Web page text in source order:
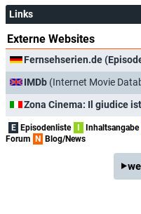
Links
Externe Websites
Fernsehserien.de
IMDb (Internet Movie
Zona Cinema: Il giudice
E Episodenliste I Inhaltsangabe
Forum N Blog/News